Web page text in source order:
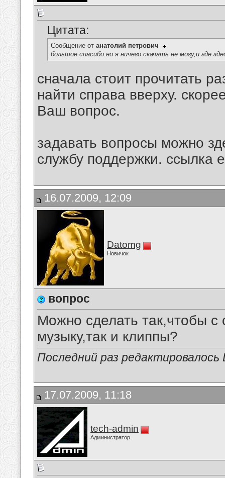
Цитата:
Сообщение от анатолий петрович
большое спасибо.но я ничего скачать не могу,и где
сначала стоит прочитать
найти справа вверху.
Ваш вопрос.
задавать вопросы можно
службу поддержки. ссылка
16.07.2009, 12:09
Datomg
Новичок
вопрос
Можно сделать так,чтобы с
музыку,так и клиппы?
Последний раз
17.07.2009, 11:18
tech-admin
Администратор